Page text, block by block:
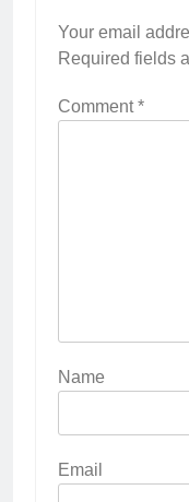
Your email
Required fields
Comment*
Name
Email